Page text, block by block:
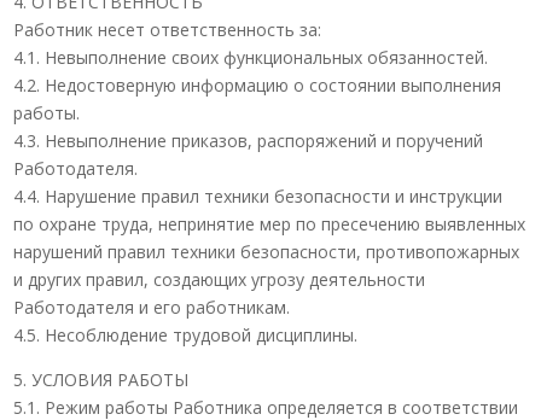
Работник несет ответственность за:
4.1. Невыполнение своих функциональных обязанностей.
4.2. Недостоверную информацию о состоянии выполнения
работы.
4.3. Невыполнение приказов, распоряжений и поручений
Работодателя.
4.4. Нарушение правил техники безопасности и инструкции
по охране труда, непринятие мер по пресечению выявленных
нарушений правил техники безопасности, противопожарных
и других правил, создающих угрозу деятельности
Работодателя и его работникам.
4.5. Несоблюдение трудовой дисциплины.
5. УСЛОВИЯ РАБОТЫ
5.1. Режим работы Работника определяется в соответствии